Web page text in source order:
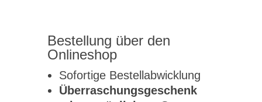
Bestellung über den
Onlineshop
Sofortige Bestellabwicklung
Überraschungsgeschenk